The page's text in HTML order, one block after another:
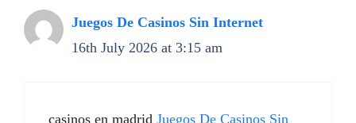
Juegos De Casinos Sin Internet
16th July 2026 at 3:15 am
casinos en madrid Juegos De Casinos Sin